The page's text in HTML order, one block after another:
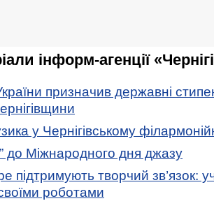
інформ-агенції
призначив державні
у Чернігівському
до Міжнародного дня джазу
підтримують творчий зв’язок:
роботами